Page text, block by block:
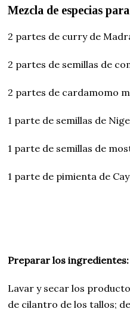
Mezcla de especias
2 partes de curry de
2 partes de semillas de
2 partes de cardamomo
1 parte de semillas de
1 parte de semillas de
1 parte de pimienta de
Preparar los ingredientes:
Lavar y secar los
de cilantro de los tallos;